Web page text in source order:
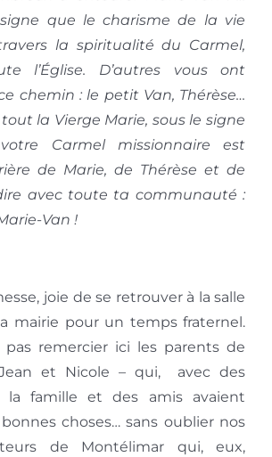
que le charisme de la vie
la spiritualité du Carmel,
l’Église. D’autres vous ont
chemin : le petit Van, Thérèse…
la Vierge Marie, sous le signe
Carmel missionnaire est
de Marie, de Thérèse et de
avec toute ta communauté :
Van !
joie de se retrouver à la salle
mairie pour un temps fraternel.
remercier ici les parents de
et Nicole – qui, avec des
la famille et des amis avaient
choses… sans oublier nos
de Montélimar qui, eux,